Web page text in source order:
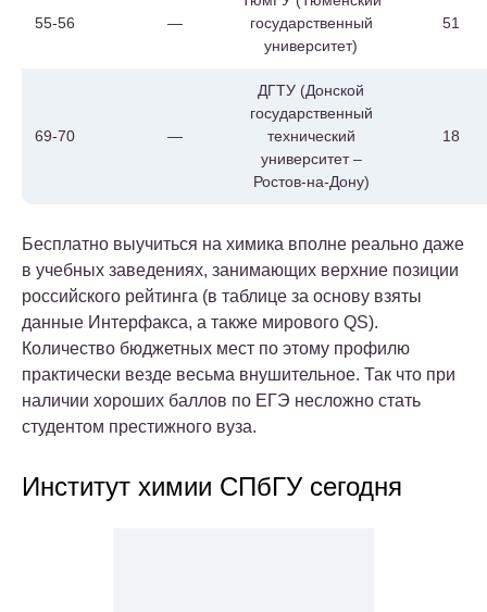
55-56 —
государственный
университет)
51
69-70 —
ДГТУ (Донской
государственный
технический
университет –
Ростов-на-Дону)
18
Бесплатно выучиться на химика вполне реально даже
в учебных заведениях, занимающих верхние позиции
российского рейтинга (в таблице за основу взяты
данные Интерфакса, а также мирового QS).
Количество бюджетных мест по этому профилю
практически везде весьма внушительное. Так что при
наличии хороших баллов по ЕГЭ несложно стать
студентом престижного вуза.
Институт химии СПбГУ сегодня